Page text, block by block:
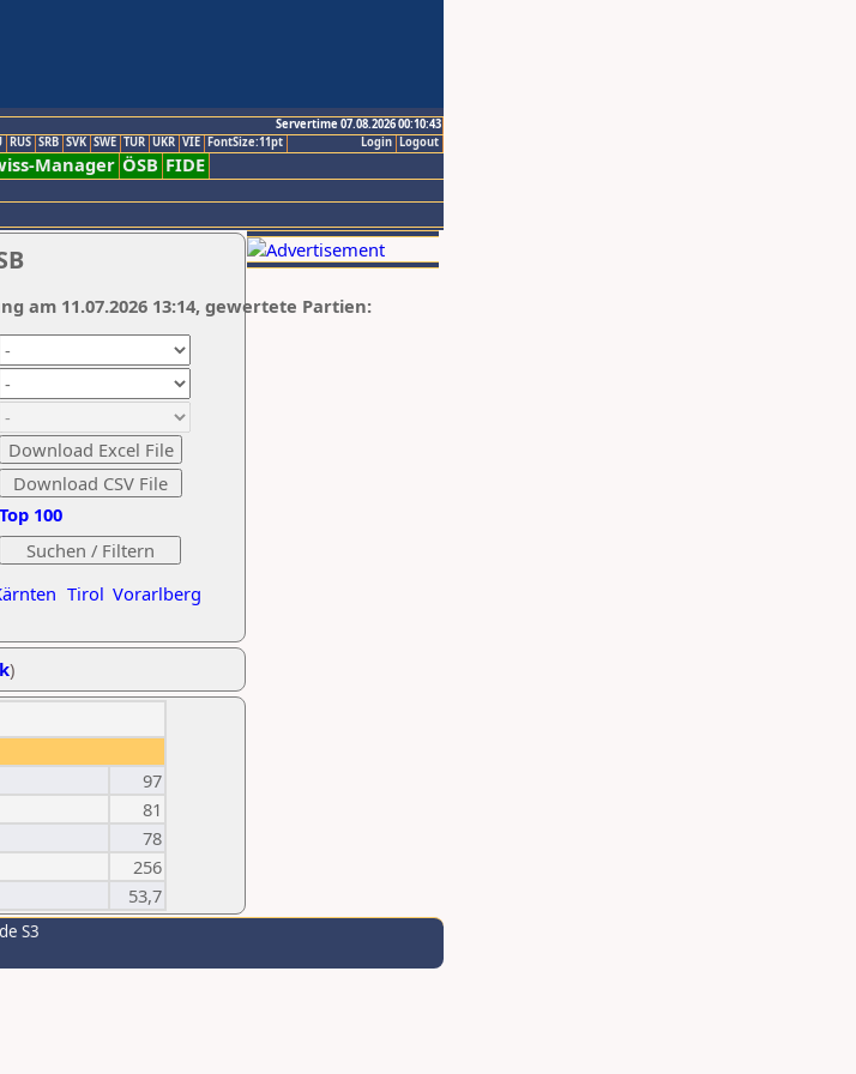
Servertime 07.08.2026 00:10:43
Logout
Login
RUS SRB SVK SWE TUR UKR VIE FontSize:11pt
Manager ÖSB FIDE
Tirol Vorarlberg
Top 100
am 11.07.2026 13:14, gewertete Partien:
)
97
81
78
256
53,7
S3